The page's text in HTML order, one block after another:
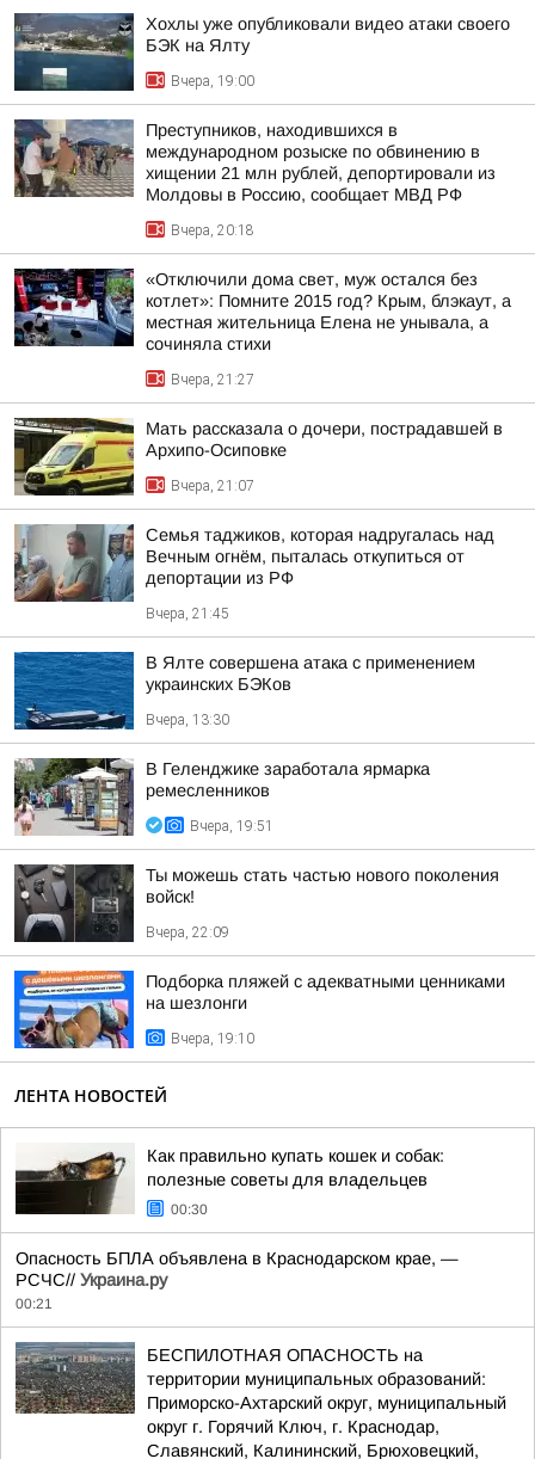
Хохлы уже опубликовали видео атаки своего
БЭК на Ялту
Вчера, 19:00
Преступников, находившихся в
международном розыске по обвинению в
хищении 21 млн рублей, депортировали из
Молдовы в Россию, сообщает МВД РФ
Вчера, 20:18
«Отключили дома свет, муж остался без
котлет»: Помните 2015 год? Крым, блэкаут, а
местная жительница Елена не унывала, а
сочиняла стихи
Вчера, 21:27
Мать рассказала о дочери, пострадавшей в
Архипо-Осиповке
Вчера, 21:07
Семья таджиков, которая надругалась над
Вечным огнём, пыталась откупиться от
депортации из РФ
Вчера, 21:45
В Ялте совершена атака с применением
украинских БЭКов
Вчера, 13:30
В Геленджике заработала ярмарка
ремесленников
Вчера, 19:51
Ты можешь стать частью нового поколения
войск!
Вчера, 22:09
Подборка пляжей с адекватными ценниками
на шезлонги
Вчера, 19:10
ЛЕНТА НОВОСТЕЙ
Как правильно купать кошек и собак:
полезные советы для владельцев
00:30
Опасность БПЛА объявлена в Краснодарском крае, —
РСЧС// Украина.ру
00:21
БЕСПИЛОТНАЯ ОПАСНОСТЬ на
территории муниципальных образований:
Приморско-Ахтарский округ, муниципальный
округ г. Горячий Ключ, г. Краснодар,
Славянский, Калининский, Брюховецкий,